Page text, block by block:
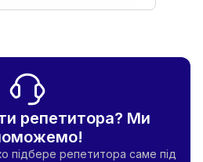
репетитора? Ми
репетитора саме під